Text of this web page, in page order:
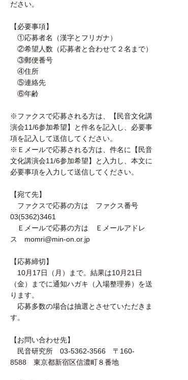
ださい。
【必要事項】
①応募者名（漢字とフリガナ）
②希望人数（応募者と合わせて２名まで）
③郵便番号
④住所
⑤連絡先
⑥年齢
※ファクスで応募される方は、【民音文化講
演会11/6参加希望】と件名を記入し、必要事
項を記入して送信してください。
※Ｅメールで応募される方は、件名に【民音
文化講演会11/6参加希望】と入力し、本文に
必要事項を入力して送信してください。
【宛て先】
ファクスで応募の方は ファクス番号
03(5362)3461
Ｅメールで応募の方は Ｅメールアドレ
ス momri@min-on.or.jp
【応募締切】
10月17日（月）まで。結果は10月21日
（金）までに通知ハガキ（入場整理券）を送
ります。
応募多数の場合は抽選とさせていただきま
す。
【お問い合わせ先】
民音研究所 03-5362-3566 〒160-
8588 東京都新宿区信濃町８番地